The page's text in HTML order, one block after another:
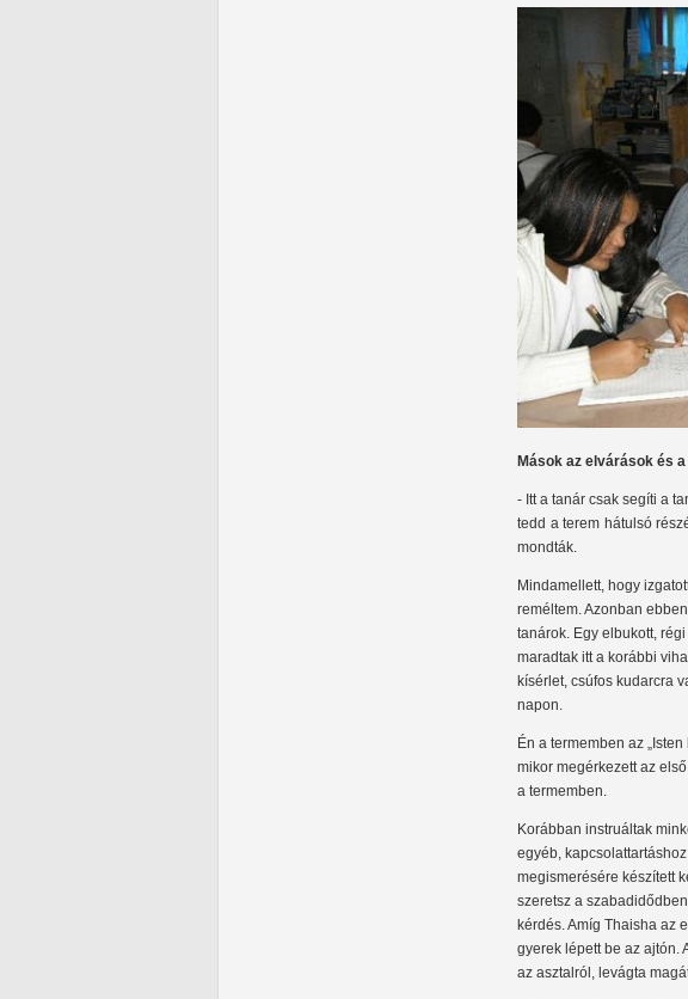
Mások az elvárások és
- Itt a tanár csak segíti a
tedd a terem hátulsó
mondták.
Mindamellett, hogy
reméltem. Azonban
tanárok. Egy elbukott,
maradtak itt a korábbi
kísérlet, csúfos kudarcra
napon.
Én a termemben az
mikor megérkezett az
a termemben.
Korábban instruáltak
egyéb,
megismerésére készített
szeretsz a
kérdés. Amíg Thaisha az
gyerek lépett be az ajtón.
az asztalról, levágta